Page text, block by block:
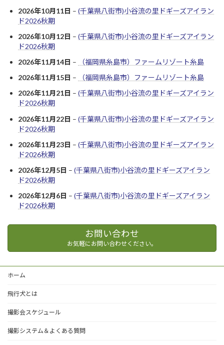
2026年10月11日 – (千葉県八街市)小谷流の里ドギーズアイラン
ド2026秋期
2026年10月12日 – (千葉県八街市)小谷流の里ドギーズアイラン
ド2026秋期
2026年11月14日 –
（福岡県糸島市）ファームリゾート糸島
2026年11月15日 –
（福岡県糸島市）ファームリゾート糸島
2026年11月21日 – (千葉県八街市)小谷流の里ドギーズアイラン
ド2026秋期
2026年11月22日 – (千葉県八街市)小谷流の里ドギーズアイラン
ド2026秋期
2026年11月23日 – (千葉県八街市)小谷流の里ドギーズアイラン
ド2026秋期
2026年12月5日 – (千葉県八街市)小谷流の里ドギーズアイラン
ド2026秋期
2026年12月6日 – (千葉県八街市)小谷流の里ドギーズアイラン
ド2026秋期
お問い合わせ
お気軽にお問い合わせください。
ホーム
飛行犬とは
撮影会スケジュール
撮影システム＆よくある質問